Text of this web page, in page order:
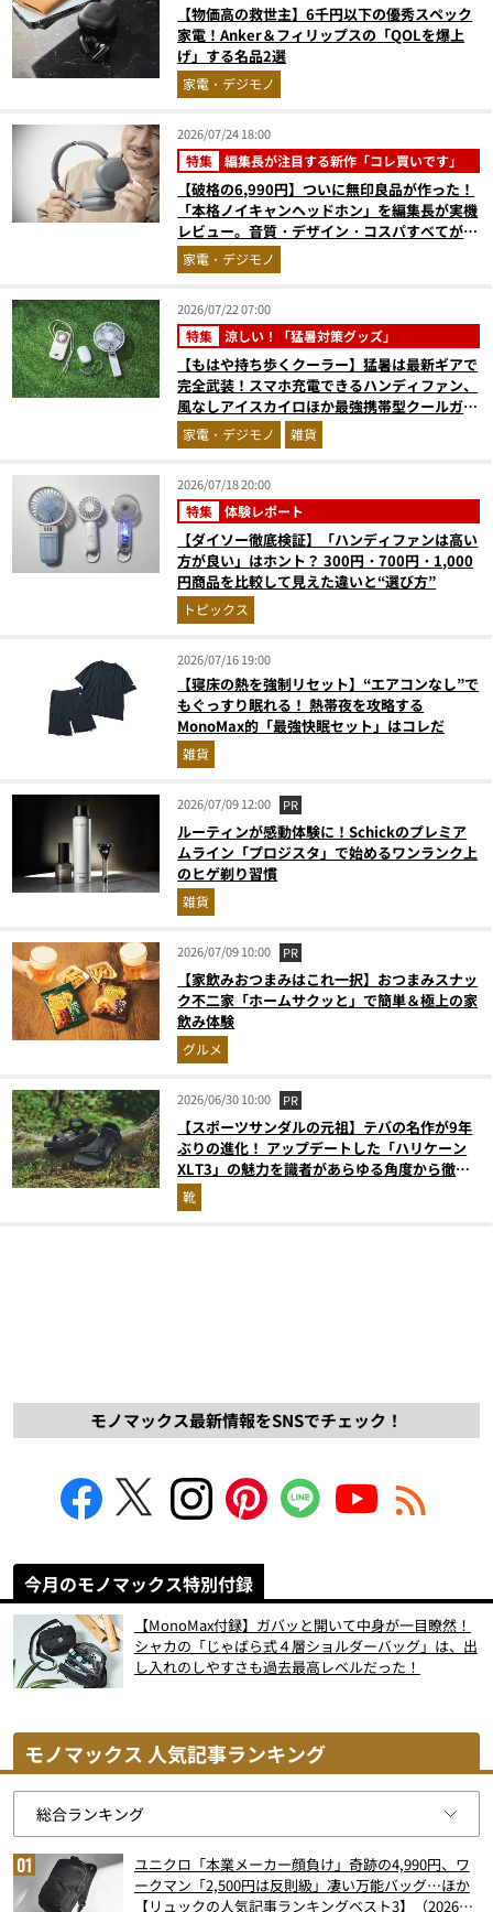
【物価高の救世主】6千円以下の優秀スペック
家電！Anker＆フィリップスの「QOLを爆上
げ」する名品2選
家電・デジモノ
2026/07/24 18:00
特集 編集長が注目する新作「コレ買いです」
【破格の6,990円】ついに無印良品が作った！
「本格ノイキャンヘッドホン」を編集長が実機
レビュー。音質・デザイン・コスパすべてが大
正解だった『コレ買いです』Vol.171
家電・デジモノ
2026/07/22 07:00
特集 涼しい！「猛暑対策グッズ」
【もはや持ち歩くクーラー】猛暑は最新ギアで
完全武装！スマホ充電できるハンディファン、
風なしアイスカイロほか最強携帯型クールガジ
ェット4選
家電・デジモノ 雑貨
2026/07/18 20:00
特集 体験レポート
【ダイソー徹底検証】「ハンディファンは高い
方が良い」はホント？ 300円・700円・1,000
円商品を比較して見えた違いと“選び方”
トピックス
2026/07/16 19:00
【寝床の熱を強制リセット】“エアコンなし”で
もぐっすり眠れる！ 熱帯夜を攻略する
MonoMax的「最強快眠セット」はコレだ
雑貨
2026/07/09 12:00 PR
ルーティンが感動体験に！Schickのプレミア
ムライン「プロジスタ」で始めるワンランク上
のヒゲ剃り習慣
雑貨
2026/07/09 10:00 PR
【家飲みおつまみはこれ一択】おつまみスナッ
ク不二家「ホームサクッと」で簡単＆極上の家
飲み体験
グルメ
2026/06/30 10:00 PR
【スポーツサンダルの元祖】テバの名作が9年
ぶりの進化！ アップデートした「ハリケーン
XLT3」の魅力を識者があらゆる角度から徹底
解説！
靴
モノマックス最新情報をSNSでチェック！
今月のモノマックス特別付録
【MonoMax付録】ガバッと開いて中身が一目瞭然！
シャカの「じゃばら式４層ショルダーバッグ」は、出
し入れのしやすさも過去最高レベルだった！
モノマックス 人気記事ランキング
ユニクロ「本業メーカー顔負け」奇跡の4,990円、ワ
ークマン「2,500円は反則級」凄い万能バッグ…ほか
【リュックの人気記事ランキングベスト3】（2026年